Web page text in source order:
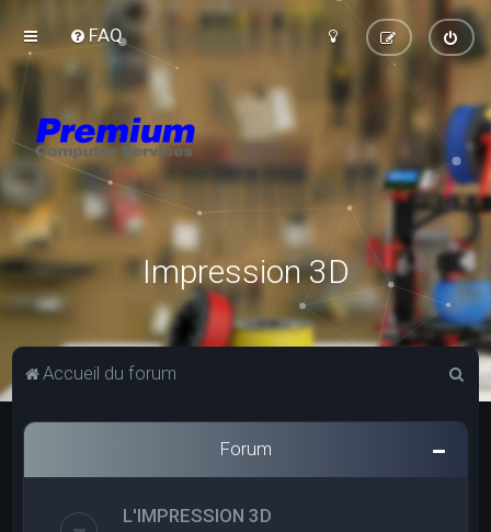
FAQ
Impression 3D
Accueil du forum
c
Forum
L'IMPRESSION 3D